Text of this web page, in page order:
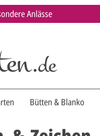
Anlässe
Bütten & Blanko